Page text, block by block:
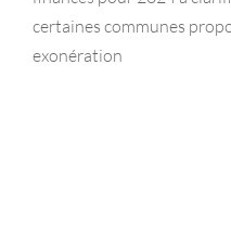
certaines communes
exonération